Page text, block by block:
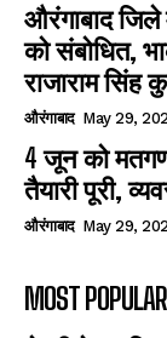
औरंगाबाद
को संबोधित,
राजाराम सिंह
औरंगाबाद May 29,
4 जून को
तैयारी पूरी,
औरंगाबाद May 29,
MOST POPULAR